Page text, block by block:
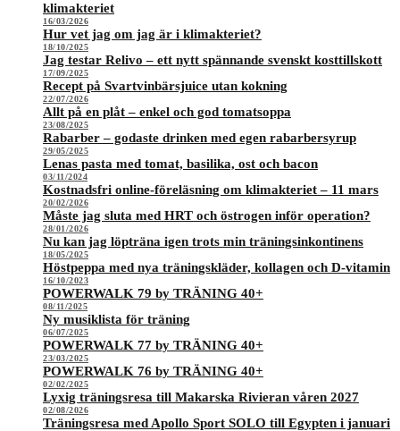
klimakteriet
16/03/2026
Hur vet jag om jag är i klimakteriet?
18/10/2025
Jag testar Relivo – ett nytt spännande svenskt kosttillskott
17/09/2025
Recept på Svartvinbärsjuice utan kokning
22/07/2026
Allt på en plåt – enkel och god tomatsoppa
23/08/2025
Rabarber – godaste drinken med egen rabarbersyrup
29/05/2025
Lenas pasta med tomat, basilika, ost och bacon
03/11/2024
Kostnadsfri online-föreläsning om klimakteriet – 11 mars
20/02/2026
Måste jag sluta med HRT och östrogen inför operation?
28/01/2026
Nu kan jag löpträna igen trots min träningsinkontinens
18/05/2025
Höstpeppa med nya träningskläder, kollagen och D-vitamin
16/10/2023
POWERWALK 79 by TRÄNING 40+
08/11/2025
Ny musiklista för träning
06/07/2025
POWERWALK 77 by TRÄNING 40+
23/03/2025
POWERWALK 76 by TRÄNING 40+
02/02/2025
Lyxig träningsresa till Makarska Rivieran våren 2027
02/08/2026
Träningsresa med Apollo Sport SOLO till Egypten i januari